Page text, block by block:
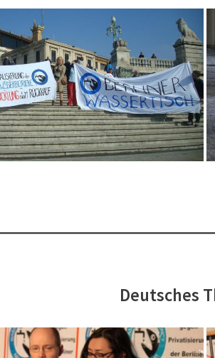
Deutsches